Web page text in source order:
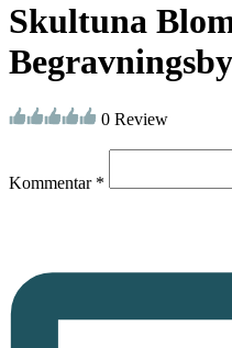
Skultuna
0 Review
Kommentar *